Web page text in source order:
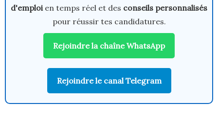
d'emploien temps réel et des conseils personnalisés
pour réussir tes candidatures.
Rejoindre la chaîne WhatsApp
Rejoindre le canal Telegram